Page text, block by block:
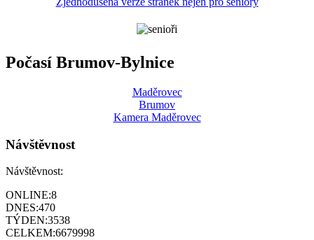
Počasí Brumov-Bylnice
Maděrovec
Brumov
Kamera Maděrovec
Návštěvnost
Návštěvnost:
ONLINE:8
DNES:470
TÝDEN:3538
CELKEM:6679998